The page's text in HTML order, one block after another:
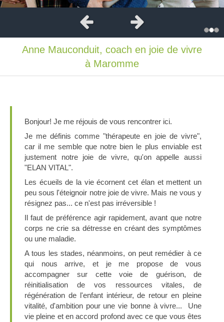
Slide précédentSlide suivant
Anne Mauconduit, coach en joie de vivre
à Maromme
Bonjour! Je me réjouis de vous rencontrer ici.
Je me définis comme "thérapeute en joie de vivre",
car il me semble que notre bien le plus enviable est
justement notre joie de vivre, qu'on appelle aussi
"ELAN VITAL".
Les écueils de la vie écornent cet élan et mettent un
peu sous l'éteignoir notre joie de vivre. Mais ne vous y
résignez pas... ce n'est pas irréversible !
Il faut de préférence agir rapidement, avant que notre
corps ne crie sa détresse en créant des symptômes
ou une maladie.
A tous les stades, néanmoins, on peut remédier à ce
qui nous arrive, et je me propose de vous
accompagner sur cette voie de guérison, de
réinitialisation de vos ressources vitales, de
régénération de l'enfant intérieur, de retour en pleine
vitalité, d'ambition pour une vie bonne à vivre... Une
vie pleine et en accord profond avec ce que vous êtes